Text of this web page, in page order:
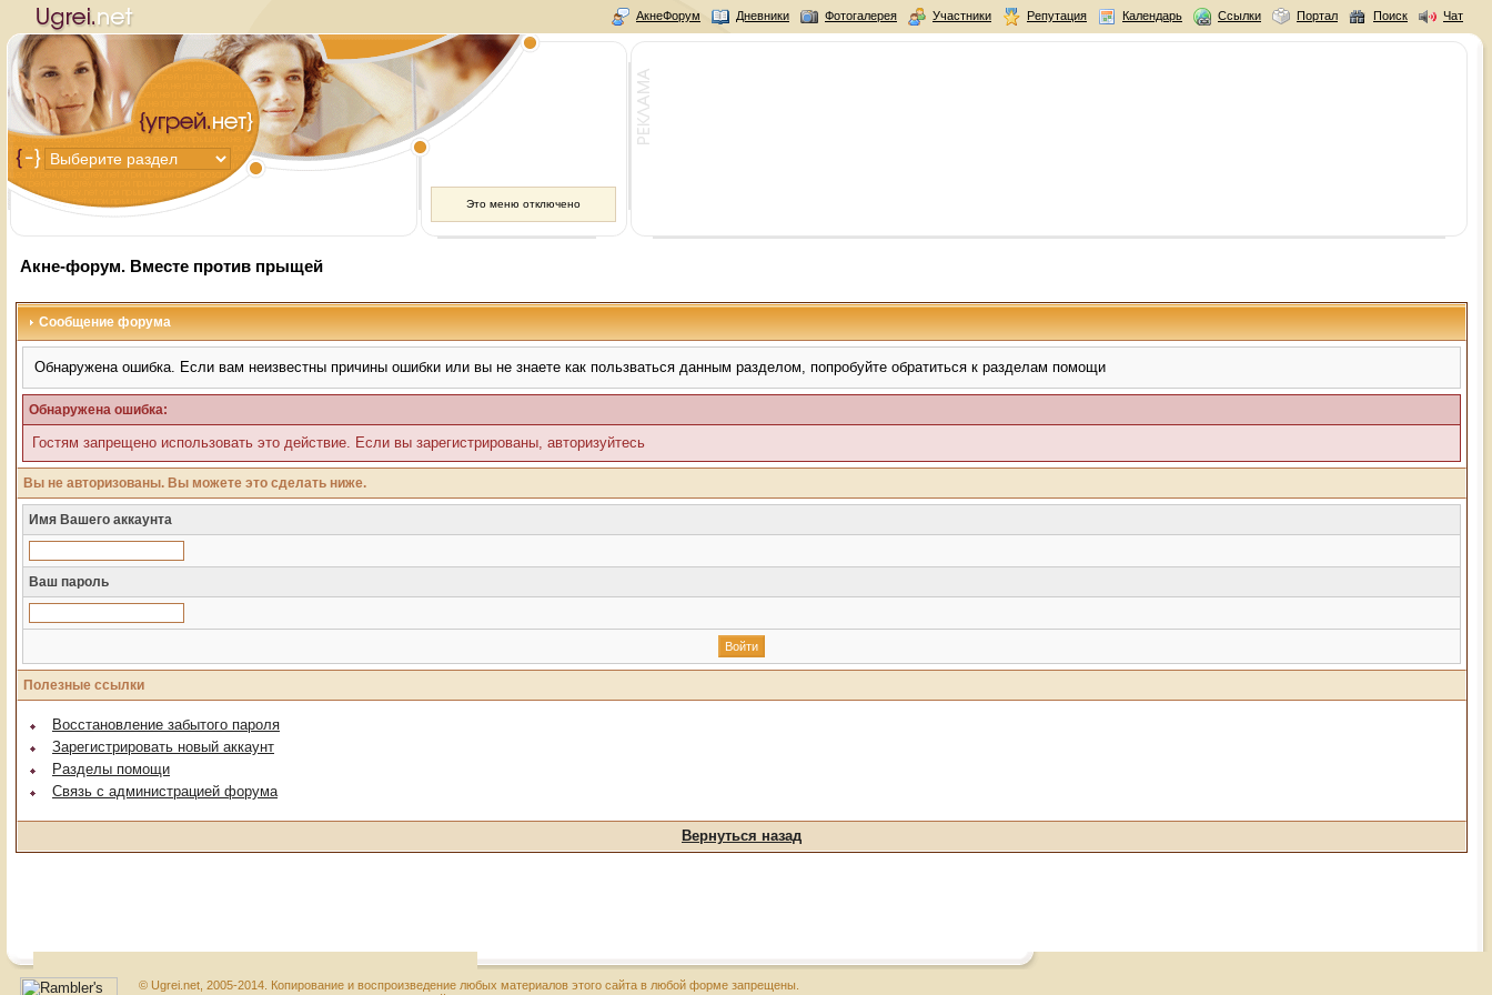
АкнеФорум Дневники Фотогалерея Участники Репутация Календарь Ссылки Портал Поиск Чат
Это меню отключено
Акне-форум. Вместе против прыщей
Сообщение форума
Обнаружена ошибка. Если вам неизвестны причины ошибки или вы не знаете как пользваться данным разделом, попробуйте обратиться к разделам помощи
Обнаружена ошибка:
Гостям запрещено использовать это действие. Если вы зарегистрированы, авторизуйтесь
Вы не авторизованы. Вы можете это сделать ниже.
Имя Вашего аккаунта
Ваш пароль
Полезные ссылки
Восстановление забытого пароля
Зарегистрировать новый аккаунт
Разделы помощи
Связь с администрацией форума
Вернуться назад
© Ugrei.net, 2005-2014. Копирование и воспроизведение любых материалов этого сайта в любой форме запрещены.